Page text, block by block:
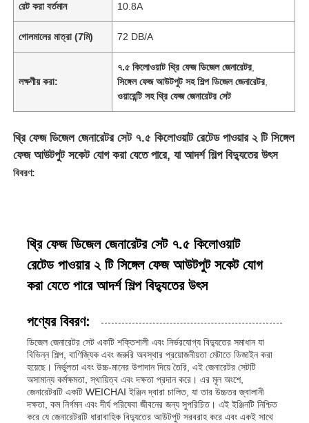
রেট করা বর্তমান 10.8A
গোলমালের মাত্রা (7মি) 72 DB/A
লক্ষণীয় করা:
৭.৫ কিলোওয়াট থ্রি ফেজ ডিজেল জেনারেটর,
সিঙ্গেল ফেজ আউটপুট সহ শিল্প ডিজেল জেনারেটর,
ওয়ারেন্টি সহ থ্রি ফেজ জেনারেটর সেট
থ্রি ফেজ ডিজেল জেনারেটর সেট ৭.৫ কিলোওয়াট রেটেড পাওয়ার ২ টি সিঙ্গেল
ফেজ আউটপুট সকেট যোগ করা যেতে পারে, যা আদর্শ শিল্প বিদ্যুতের উৎস
বিবরণ:
থ্রি ফেজ ডিজেল জেনারেটর সেট ৭.৫ কিলোওয়াট
রেটেড পাওয়ার ২ টি সিঙ্গেল ফেজ আউটপুট সকেট যোগ
করা যেতে পারে আদর্শ শিল্প বিদ্যুতের উৎস
পণ্যের বিবরণ:
ডিজেল জেনারেটর সেট একটি শক্তিশালী এবং নির্ভরযোগ্য বিদ্যুতের সমাধান যা
বিভিন্ন শিল্প, বাণিজ্যিক এবং জরুরি অবস্থার প্রয়োজনীয়তা মেটাতে ডিজাইন করা
হয়েছে। নির্ভুলতা এবং উচ্চ-মানের উপাদান দিয়ে তৈরি, এই জেনারেটর সেটটি
অসামান্য কর্মক্ষমতা, স্থায়িত্ব এবং দক্ষতা প্রদান করে। এর মূল অংশে,
জেনারেটরটি একটি WEICHAI ইঞ্জিন দ্বারা চালিত, যা তার উচ্চতর জ্বালানী
দক্ষতা, কম নির্গমন এবং দীর্ঘ পরিষেবা জীবনের জন্য সুপরিচিত। এই ইঞ্জিনটি নিশ্চিত
করে যে জেনারেটরটি ধারাবাহিক বিদ্যুতের আউটপুট সরবরাহ করে এবং একই সাথে